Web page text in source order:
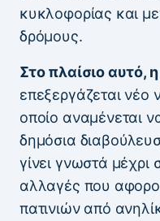
κυκλοφορίας και
δρόμους.
Στο πλαίσιο αυτό,
επεξεργάζεται νέο
οποίο αναμένεται
δημόσια
γίνει γνωστά μέχρι
αλλαγές που
πατινιών από